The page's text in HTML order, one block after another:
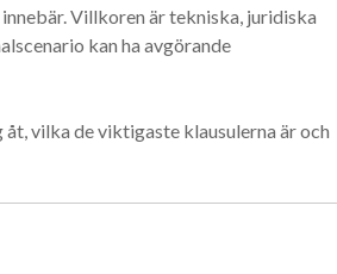
Villkoren är tekniska, juridiska
kan ha avgörande
vilka de viktigaste klausulerna är och